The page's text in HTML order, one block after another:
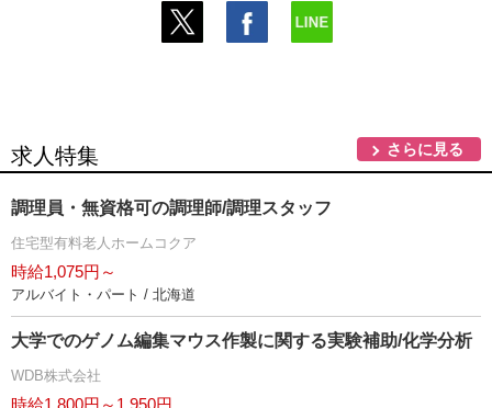
求人特集 さらに見る
調理員・無資格可の調理師/調理スタッフ
住宅型有料老人ホームコクア
時給1,075円～
アルバイト・パート / 北海道
大学でのゲノム編集マウス作製に関する実験補助/化学分析
WDB株式会社
時給1,800円～1,950円